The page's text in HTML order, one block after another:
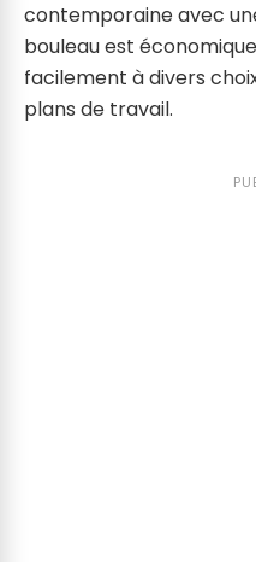
contemporaine avec
bouleau est
facilement à divers
plans de travail.